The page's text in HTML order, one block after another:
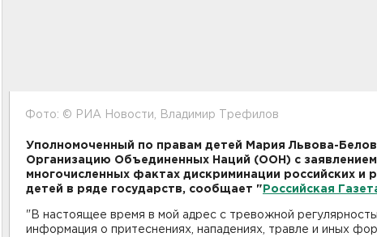
Фото: © РИА Новости, Владимир Трефилов
Уполномоченный по правам детей Мария Львова-
Организацию Объединенных Наций (ООН) с
многочисленных фактах дискриминации российских и
детей в ряде государств, сообщает " Российская
"В настоящее время в мой адрес с тревожной
информация о притеснениях, нападениях, травле и иных